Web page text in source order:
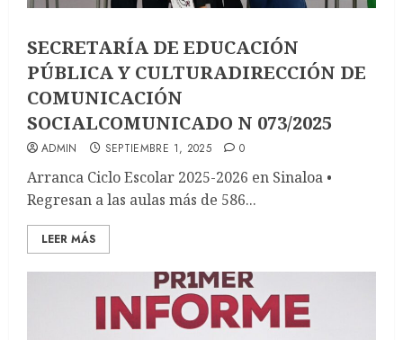
SECRETARÍA DE EDUCACIÓN
PÚBLICA Y CULTURADIRECCIÓN DE
COMUNICACIÓN
SOCIALCOMUNICADO N 073/2025
ADMIN SEPTIEMBRE 1, 2025 0
Arranca Ciclo Escolar 2025-2026 en Sinaloa •
Regresan a las aulas más de 586...
LEER MÁS